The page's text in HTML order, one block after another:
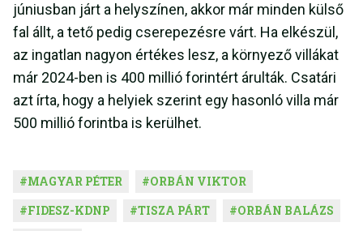
júniusban járt a helyszínen, akkor már minden külső
fal állt, a tető pedig cserepezésre várt. Ha elkészül,
az ingatlan nagyon értékes lesz, a környező villákat
már 2024-ben is 400 millió forintért árulták. Csatári
azt írta, hogy a helyiek szerint egy hasonló villa már
500 millió forintba is kerülhet.
#MAGYAR PÉTER #ORBÁN VIKTOR
#FIDESZ-KDNP #TISZA PÁRT #ORBÁN BALÁZS